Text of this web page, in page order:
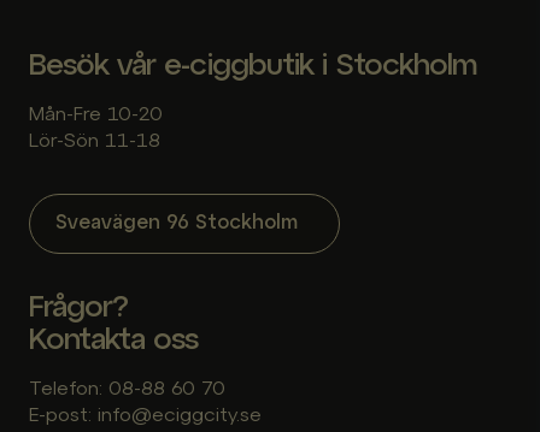
Besök vår e-ciggbutik i Stockholm
Mån-Fre 10-20
Lör-Sön 11-18
Sveavägen 96 Stockholm
Frågor?
Kontakta oss
Telefon: 08-88 60 70
E-post: info@eciggcity.se